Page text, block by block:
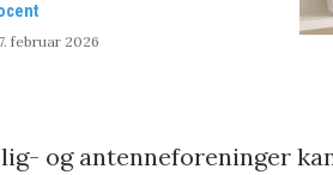
7. februar 2026
og antenneforeninger